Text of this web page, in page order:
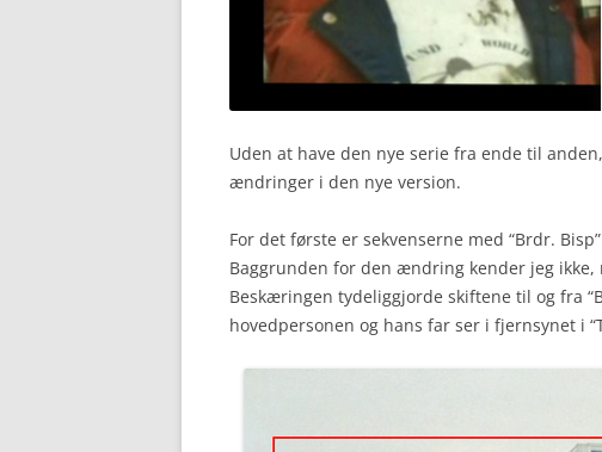
Uden at have den nye serie fra ende til
ændringer i den nye version.
For det første er sekvenserne med “Brdr.
Baggrunden for den ændring kender jeg
Beskæringen tydeliggjorde skiftene til og fra
hovedpersonen og hans far ser i fjernsynet i